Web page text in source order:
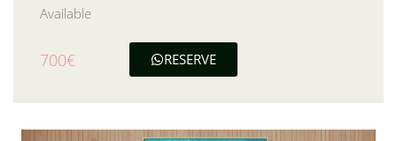
Available
700€ RESERVE